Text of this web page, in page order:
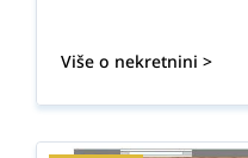
Više o nekretnini >